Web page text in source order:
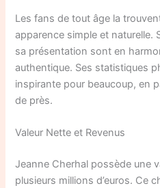
Les fans de tout âge la
apparence simple et naturelle.
sa présentation sont en
authentique. Ses statistiques
inspirante pour beaucoup, en
de près.
Valeur Nette et Revenus
Jeanne Cherhal possède une
plusieurs millions d’euros. Ce